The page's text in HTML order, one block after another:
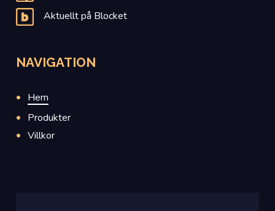
Aktuellt på Blocket
NAVIGATION
Hem
Produkter
Villkor